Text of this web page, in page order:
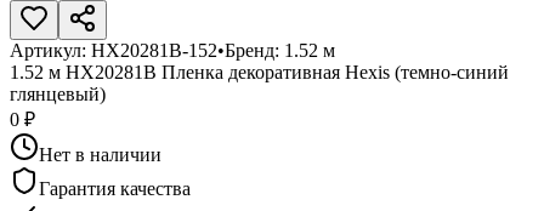
Артикул: HX20281B-152•Бренд: 1.52 м
1.52 м HX20281B Пленка декоративная Hexis (темно-синий
глянцевый)
0 ₽
Нет в наличии
Гарантия качества